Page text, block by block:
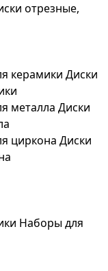
отрезные,
Диски
Диски
Диски
Наборы для